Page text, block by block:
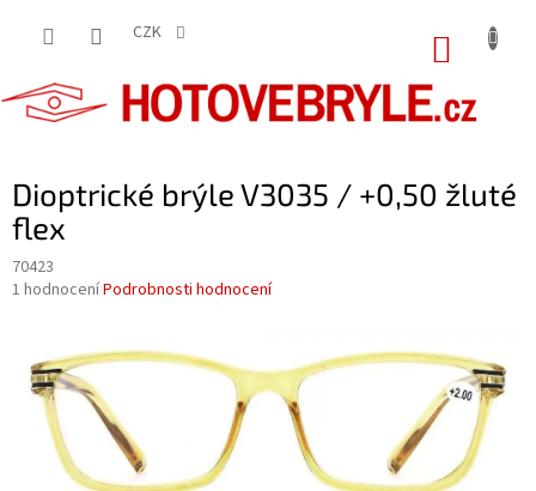
CZK
Dioptrické brýle V3035 / +0,50 žluté
flex
70423
Průměrné
5,0
hvězdiček.
1 hodnoceníPodrobnosti hodnocení